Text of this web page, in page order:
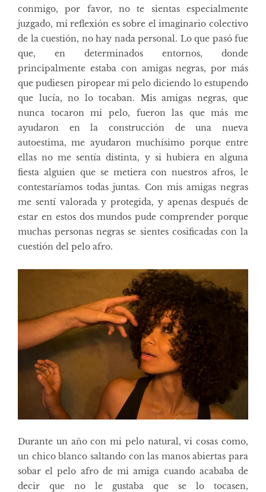
conmigo, por favor, no te sientas especialmente
juzgado, mi reflexión es sobre el imaginario colectivo
de la cuestión, no hay nada personal. Lo que pasó fue
que, en determinados entornos, donde
principalmente estaba con amigas negras, por más
que pudiesen piropear mi pelo diciendo lo estupendo
que lucía, no lo tocaban. Mis amigas negras, que
nunca tocaron mi pelo, fueron las que más me
ayudaron en la construcción de una nueva
autoestima, me ayudaron muchísimo porque entre
ellas no me sentía distinta, y si hubiera en alguna
fiesta alguien que se metiera con nuestros afros, le
contestaríamos todas juntas. Con mis amigas negras
me sentí valorada y protegida, y apenas después de
estar en estos dos mundos pude comprender porque
muchas personas negras se sientes cosificadas con la
cuestión del pelo afro.
Durante un año con mi pelo natural, vi cosas como,
un chico blanco saltando con las manos abiertas para
sobar el pelo afro de mi amiga cuando acababa de
decir que no le gustaba que se lo tocasen,